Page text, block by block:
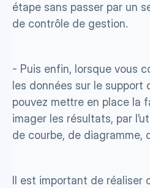
étape sans passer par un
de contrôle de gestion.
- Puis enfin, lorsque vous
les données sur le support
pouvez mettre en place la
imager les résultats, par
de courbe, de diagramme,
Il est important de réaliser